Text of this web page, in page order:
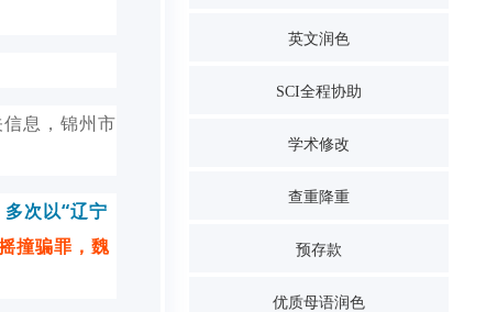
息，锦州市
次以“辽宁
撞骗罪 ，魏
英文润色
SCI全程协助
学术修改
查重降重
预存款
优质母语润色